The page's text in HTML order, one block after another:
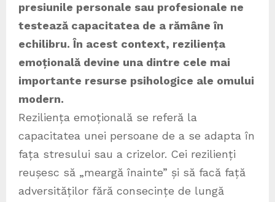
presiunile personale sau profesionale ne
testează capacitatea de a rămâne în
echilibru. În acest context, reziliența
emoțională devine una dintre cele mai
importante resurse psihologice ale omului
modern.
Reziliența emoțională se referă la
capacitatea unei persoane de a se adapta în
fața stresului sau a crizelor. Cei rezilienți
reușesc să „meargă înainte” și să facă față
adversităților fără consecințe de lungă